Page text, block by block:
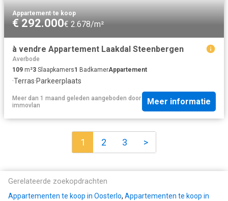
Appartement·te koop
€ 292.000€ 2.678/m²
à vendre Appartement Laakdal Steenbergen
Averbode
109 m²3 Slaapkamers1 BadkamerAppartement
·Terras·Parkeerplaats
Meer dan 1 maand geleden aangeboden door
immovlan
Meer informatie
1 2 3 >
Gerelateerde zoekopdrachten
Appartementen te koop in Oosterlo, Appartementen te koop in